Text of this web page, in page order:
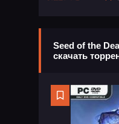
Seed of the
скачать